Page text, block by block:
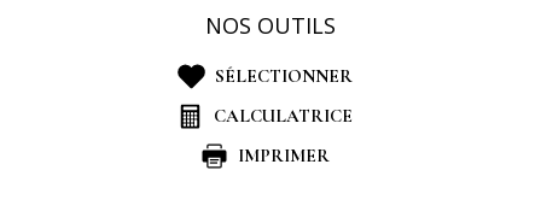
NOS OUTILS
SÉLECTIONNER
CALCULATRICE
IMPRIMER